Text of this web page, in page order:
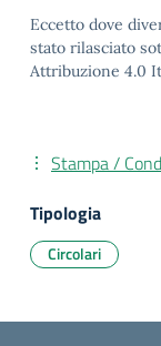
Eccetto dove
stato rilasciato
Attribuzione 4.0
Stampa /
Tipologia
Circolari